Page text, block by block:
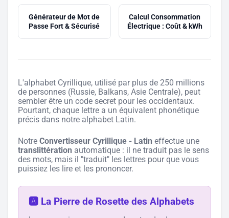
Générateur de Mot de
Passe Fort & Sécurisé
Calcul Consommation
Électrique : Coût & kWh
L'alphabet Cyrillique, utilisé par plus de 250 millions
de personnes (Russie, Balkans, Asie Centrale), peut
sembler être un code secret pour les occidentaux.
Pourtant, chaque lettre a un équivalent phonétique
précis dans notre alphabet Latin.
Notre Convertisseur Cyrillique - Latin effectue une
translittération automatique : il ne traduit pas le sens
des mots, mais il "traduit" les lettres pour que vous
puissiez les lire et les prononcer.
🅰️ La Pierre de Rosette des Alphabets